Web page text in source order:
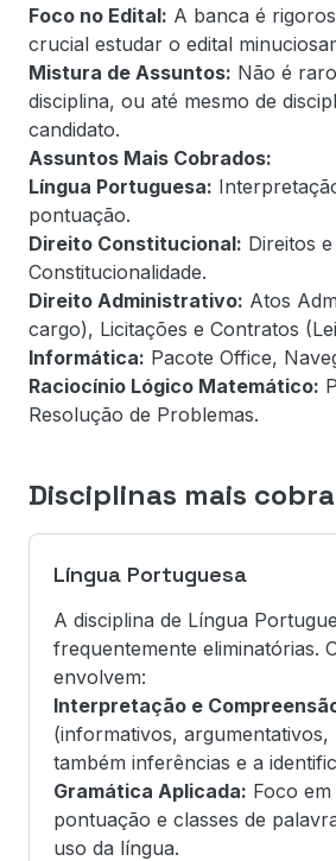
Foco no Edital: A banca é
crucial estudar o edital
Mistura de Assuntos: Não é
disciplina, ou até mesmo de
candidato.
Assuntos Mais Cobrados:
Língua Portuguesa:
pontuação.
Direito Constitucional: Direitos
Constitucionalidade.
Direito Administrativo: Atos
cargo), Licitações e Contratos
Informática: Pacote Office,
Raciocínio Lógico Matemático:
Resolução de Problemas.
Disciplinas mais
Língua Portuguesa
A disciplina de Língua
frequentemente eliminatórias.
envolvem:
Interpretação e
(informativos,
também inferências e a
Gramática Aplicada: Foco
pontuação e classes de
uso da língua.